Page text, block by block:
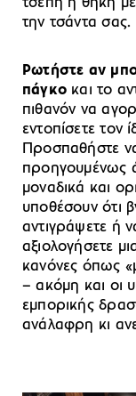
την τσάντα σας.
Ρωτήστε αν
πάγκο και το
πιθανόν να
εντοπίσετε τον
Προσπαθήστε να
προηγουμένως
μοναδικά και
υποθέσουν ότι
αντιγράψετε ή
αξιολογήσετε
κανόνες όπως
– ακόμη και οι
εμπορικής
ανάλαφρη κι